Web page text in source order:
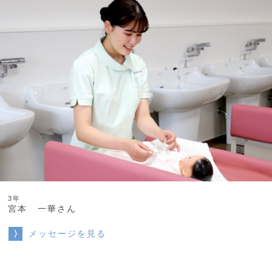
3年
宮本 一華さん
メッセージを見る